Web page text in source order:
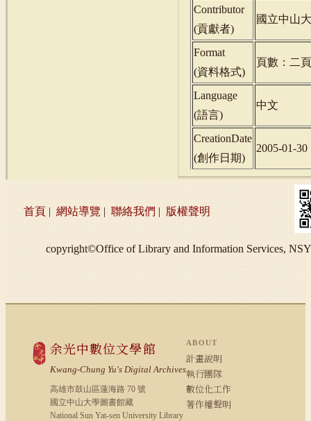
Contributor
(貢獻者)
國立中山
Format
(資料格式)
頁數：二頁
Language
(語言)
中文
CreationDate
(創作日期)
2005-01-30
首頁 | 網站導覽 | 聯絡我們 | 版權聲明
copyright©Office of Library and Information Services,
余光中數位文學館
Kwang-Chung Yu's Digital Archives
高雄市鼓山區蓮海路 70 號
國立中山大學圖書館藏
National Sun Yat-sen University Library
ABOUT
計畫說明
執行團隊
數位化工作
著作權聲明